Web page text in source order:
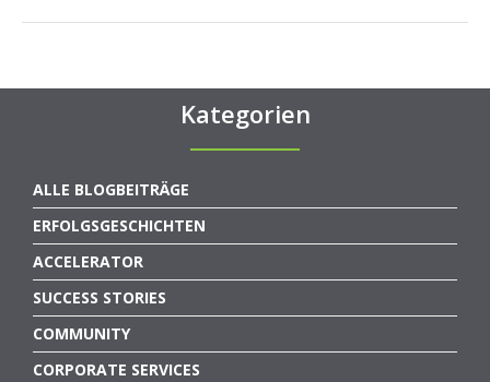
Kategorien
ALLE BLOGBEITRÄGE
ERFOLGSGESCHICHTEN
ACCELERATOR
SUCCESS STORIES
COMMUNITY
CORPORATE SERVICES